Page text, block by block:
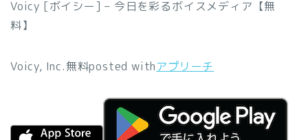
Voicy [ボイシー] – 今日を彩るボイスメディア【無
料】
Voicy, Inc.無料posted withアプリーチ